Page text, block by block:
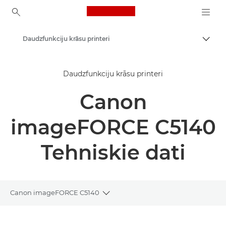
Canon Logo, back to
Risinājumi un pakalpojumi
Produkti uzņēmumiem
Daudzfunkciju printeri — universāli printeri
Daudzfunkciju krāsu printeri
Daudzfunkciju krāsu printeri
Canon
imageFORCE C5140
Tehniskie dati
Canon imageFORCE C5140
Toggle breadcrumbs